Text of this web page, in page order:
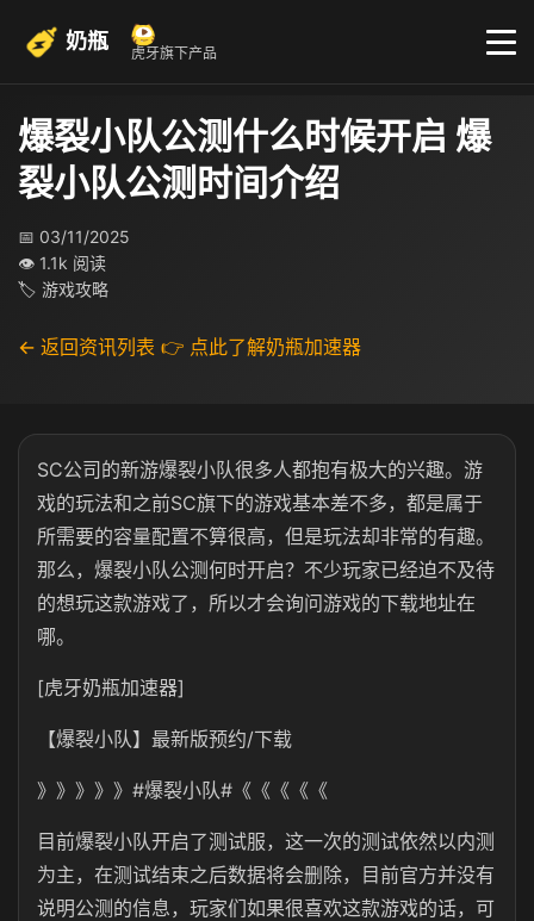
奶瓶 虎牙旗下产品
爆裂小队公测什么时候开启 爆
裂小队公测时间介绍
📅 03/11/2025
👁 1.1k 阅读
🏷 游戏攻略
← 返回资讯列表 👉 点此了解奶瓶加速器
SC公司的新游爆裂小队很多人都抱有极大的兴趣。游
戏的玩法和之前SC旗下的游戏基本差不多，都是属于
所需要的容量配置不算很高，但是玩法却非常的有趣。
那么，爆裂小队公测何时开启？不少玩家已经迫不及待
的想玩这款游戏了，所以才会询问游戏的下载地址在
哪。
[虎牙奶瓶加速器]
【爆裂小队】最新版预约/下载
》》》》》#爆裂小队#《《《《《
目前爆裂小队开启了测试服，这一次的测试依然以内测
为主，在测试结束之后数据将会删除，目前官方并没有
说明公测的信息，玩家们如果很喜欢这款游戏的话，可